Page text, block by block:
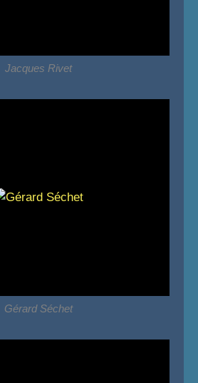
Jacques Rivet
Gérard Séchet